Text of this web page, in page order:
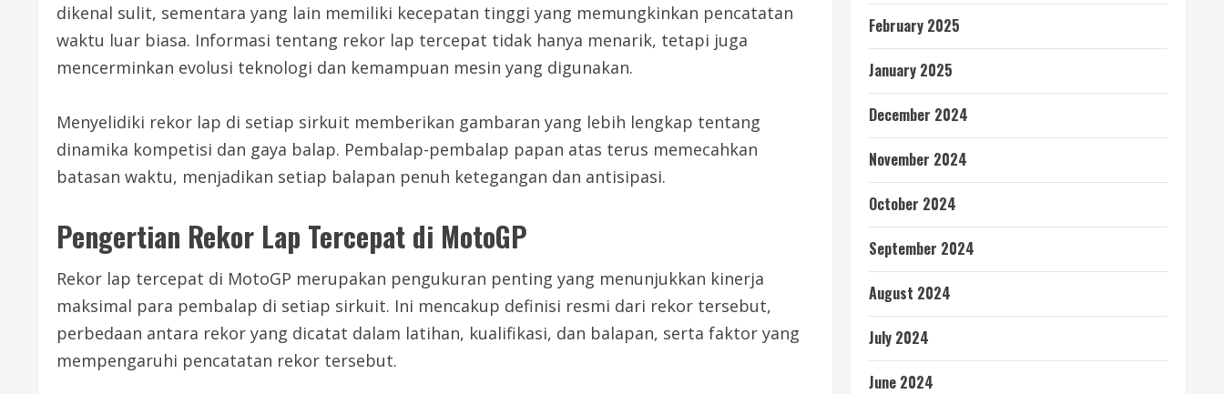
dikenal sulit, sementara yang lain memiliki kecepatan tinggi yang memungkinkan pencatatan
waktu luar biasa. Informasi tentang rekor lap tercepat tidak hanya menarik, tetapi juga
mencerminkan evolusi teknologi dan kemampuan mesin yang digunakan.
Menyelidiki rekor lap di setiap sirkuit memberikan gambaran yang lebih lengkap tentang
dinamika kompetisi dan gaya balap. Pembalap-pembalap papan atas terus memecahkan
batasan waktu, menjadikan setiap balapan penuh ketegangan dan antisipasi.
Pengertian Rekor Lap Tercepat di MotoGP
Rekor lap tercepat di MotoGP merupakan pengukuran penting yang menunjukkan kinerja
maksimal para pembalap di setiap sirkuit. Ini mencakup definisi resmi dari rekor tersebut,
perbedaan antara rekor yang dicatat dalam latihan, kualifikasi, dan balapan, serta faktor yang
mempengaruhi pencatatan rekor tersebut.
February 2025
January 2025
December 2024
November 2024
October 2024
September 2024
August 2024
July 2024
June 2024